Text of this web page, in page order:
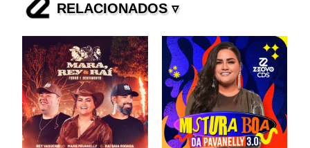
RELACIONADOS ▿